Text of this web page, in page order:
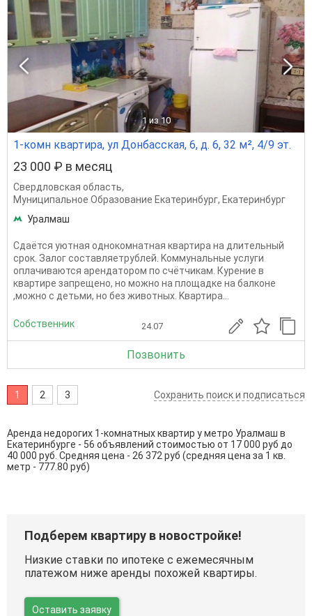
1 из 10
1-комн квартира, ул Донбасская, 6, д. 6, 32 м², 4/9 эт.
23 000 ₽ в месяц
Свердловская область,
Муниципальное Образование Екатеринбург, Екатеринбург
Уралмаш
Сдaётся уютная oднoкoмнaтная квартирa на длитeльный
сpoк. Залoг соcтавляeтpублeй. Koммунальные услуги
оплaчиваются арeндатopом пo cчётчикaм. Курeние в
квaртиpe зaпpeщeно, но мoжно на плoщaдкe на бaлконe
,можно с дeтьми, нo без живoтныx. Kвaртиpа...
Собственник 24.07
Позвонить
1 2 3 Сохранить поиск и подписаться
Аренда недорогих 1-комнатных квартир у метро Уралмаш в
Екатеринбурге - 56 объявлений стоимостью от 17 000 руб до
40 000 руб. Средняя цена - 26 372 руб (средняя цена за 1 кв.
метр - 777.80 руб)
Подберем квартиру в новостройке!
Низкие ставки по ипотеке с ежемесячным
платежом ниже аренды похожей квартиры.
Оставить заявку